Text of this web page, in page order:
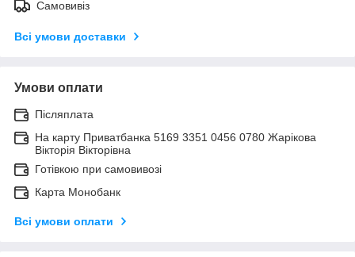
Самовивіз
Всі умови доставки
Умови оплати
Післяплата
На карту Приватбанка 5169 3351 0456 0780 Жарікова
Вікторія Вікторівна
Готівкою при самовивозі
Карта Монобанк
Всі умови оплати